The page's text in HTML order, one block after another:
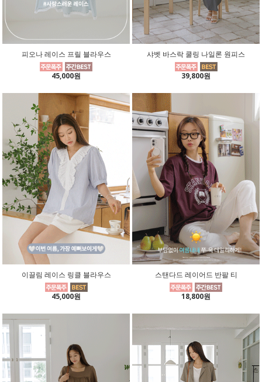
피오나 레이스 프릴 블라우스
45,000원
샤벳 바스락 쿨링 나일론 원피스
39,800원
이끌림 레이스 링클 블라우스
45,000원
스탠다드 레이어드 반팔 티
18,800원